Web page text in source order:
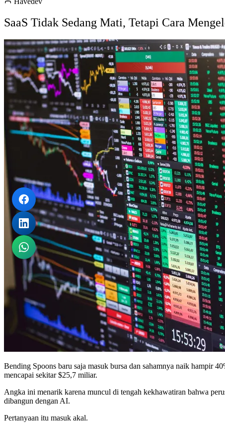
SaaS Tidak Sedang Mati, Tetapi Cara
Bending Spoons baru saja masuk bursa dan sahamnya naik hampir
mencapai sekitar $25,7 miliar.
Angka ini menarik karena muncul di tengah kekhawatiran bahwa
dibangun dengan AI.
Pertanyaan itu masuk akal.